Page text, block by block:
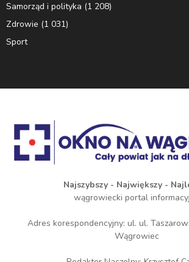
Samorząd i polityka (1 208)
Zdrowie (1 031)
Sport
Najszybszy - Największy -
wągrowiecki portal
Adres korespondencyjny: ul. ul.
Wągrowiec